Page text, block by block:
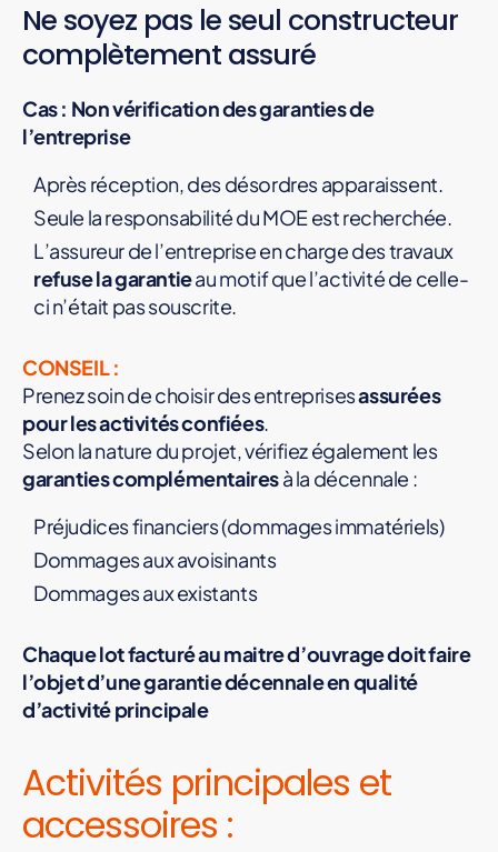
Ne soyez pas le seul constructeur
complètement assuré
Cas : Non vérification des garanties de
l’entreprise
Après réception, des désordres apparaissent.
Seule la responsabilité du MOE est recherchée.
L’assureur de l’entreprise en charge des travaux
refuse la garantieau motif que l’activité de celle-
ci n’était pas souscrite.
CONSEIL :
Prenez soin de choisir des entreprisesassurées
pour les activités confiées.
Selon la nature du projet, vérifiez également les
garanties complémentairesà la décennale :
Préjudices financiers (dommages immatériels)
Dommages aux avoisinants
Dommages aux existants
Chaque lot facturé au maitre d’ouvragedoit faire
l’objet d’une garantie décennale en qualité
d’activité principale
Activités principales et
accessoires :